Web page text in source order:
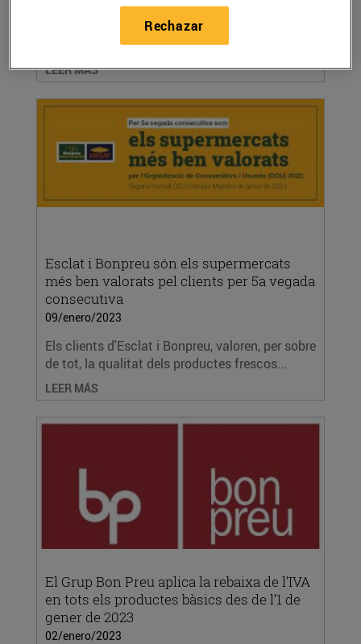
La recaptació s’ha portat terme a través de
l’Arrodoniment Solidari als establiments del
LEER MÁS
Esclat i Bonpreu són els supermercats
més ben valorats pel clients per 5a vegada
consecutiva
09/enero/2023
Els clients d'Esclat i Bonpreu, valoren, per sobre
de tot, la qualitat dels productes frescos...
LEER MÁS
El Grup Bon Preu aplica la rebaixa de l’IVA
en tots els productes bàsics des de l’1 de
gener de 2023
02/enero/2023
Rechazar